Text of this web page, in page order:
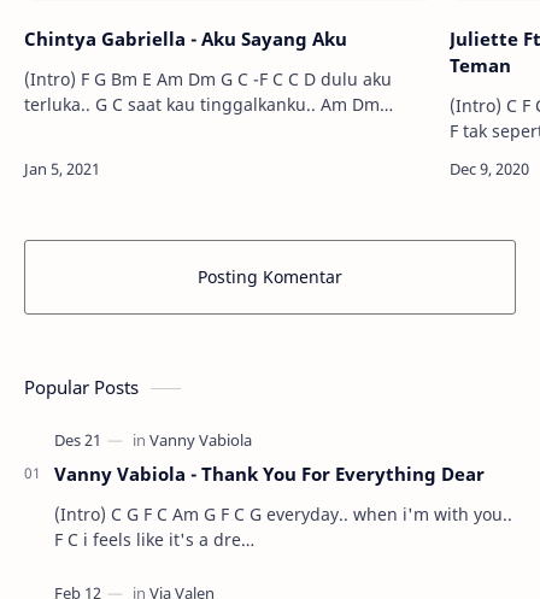
Chintya Gabriella - Aku Sayang Aku
(Intro) F G Bm E Am Dm G C -F C C D dulu aku
terluka.. G C saat kau tinggalkanku.. Am Dm
Juliette
Teman
(Intro) C F C F C F C F C F ada yang tlah berbeda C
F tak seperti
Posting Komentar
Popular Posts
Vanny Vabiola - Thank You For Everything Dear
(Intro) C G F C Am G F C G everyday.. when i'm with you..
F C i feels like it's a dre…